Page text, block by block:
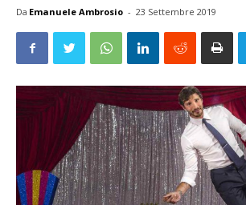
Da Emanuele Ambrosio - 23 Settembre 2019